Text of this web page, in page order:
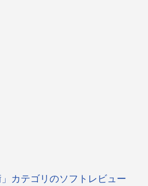
」カテゴリのソフトレビュー